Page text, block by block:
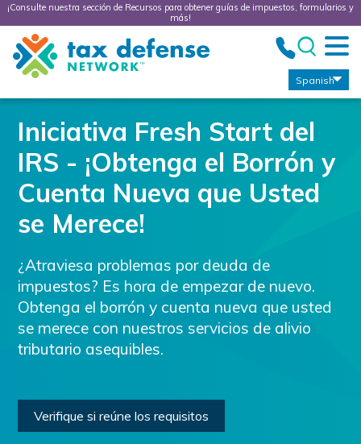
¡Consulte nuestra sección de Recursos para obtener guías de impuestos, formularios y
más!
Tax
Defense
Network
Spanish
Iniciativa Fresh Start del
IRS - ¡Obtenga el Borrón y
Cuenta Nueva que Usted
se Merece!
¿Atraviesa problemas por deuda de
impuestos? Es hora de empezar de nuevo.
Obtenga el borrón y cuenta nueva que usted
se merece con nuestros servicios de alivio
tributario asequibles.
Verifique si reúne los requisitos